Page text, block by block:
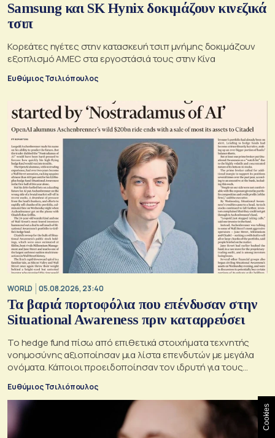
Samsung και SK Hynix δοκιμάζουν κινεζικά
τσιπ
Κορεάτες ηγέτες στην κατασκευή τσιπ μνήμης δοκιμάζουν
εξοπλισμό AMEC στα εργοστάσιά τους στην Κίνα
Ευθύμιος Τσιλιόπουλος
WORLD 05.08.2026, 23:40
Τα βαριά πορτοφόλια που επένδυσαν στην
Situational Awareness πριν καταρρεύσει
Το hedge fund πίσω από επιθετικά στοιχήματα τεχνητής
νοημοσύνης αξιοποίησαν μια λίστα επενδυτών με μεγάλα
ονόματα. Κάποιοι προειδοποίησαν τον ιδρυτή για τους
κινδύνους του μεγάλου δανεισμού
Ευθύμιος Τσιλιόπουλος
Cookies